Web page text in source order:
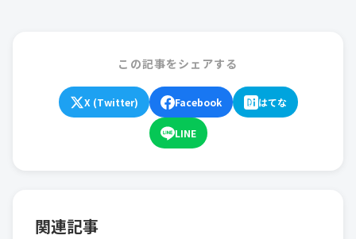
この記事をシェアする
X (Twitter) Facebook はてな
LINE
関連記事